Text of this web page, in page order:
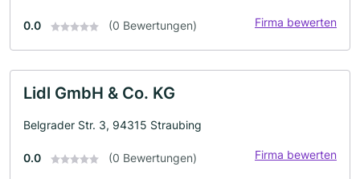
0.0 (0 Bewertungen) Firma bewerten
Lidl GmbH & Co. KG
Belgrader Str. 3, 94315 Straubing
0.0 (0 Bewertungen) Firma bewerten